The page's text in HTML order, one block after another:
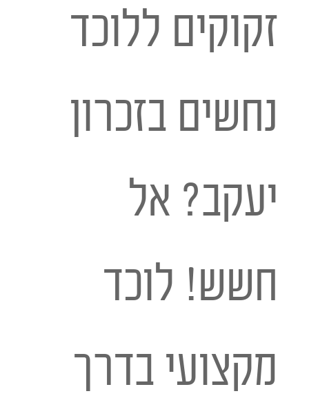
זקוקים ללוכד
נחשים בזכרון
יעקב? אל
חשש! לוכד
מקצועי בדרך